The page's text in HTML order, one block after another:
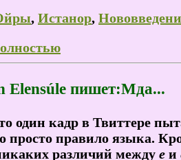
, Истанор,
Elensúle пишет:Мда...
один кадр в Твиттере
просто правило языка.
различий между e и